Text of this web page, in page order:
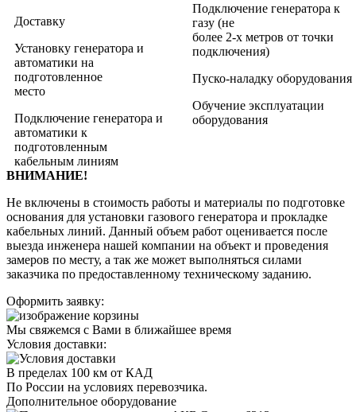
Доставку
Установку генератора и
автоматики на
подготовленное
место
Подключение генератора и
автоматики к
подготовленным
кабельным линиям
Подключение генератора к
газу (не
более 2-х метров от точки
подключения)
Пуско-наладку оборудования
Обучение эксплуатации
оборудования
ВНИМАНИЕ!
Не включены в стоимость работы и материалы по подготовке
основания для установки газового генератора и прокладке
кабельных линий. Данный объем работ оценивается после
выезда инженера нашей компании на объект и проведения
замеров по месту, а так же может выполняться силами
заказчика по предоставленному техническому заданию.
Оформить заявку:
Мы свяжемся с Вами в ближайшее время
Условия доставки:
В пределах 100 км от КАД
По России на условиях перевозчика.
Дополнительное оборудование